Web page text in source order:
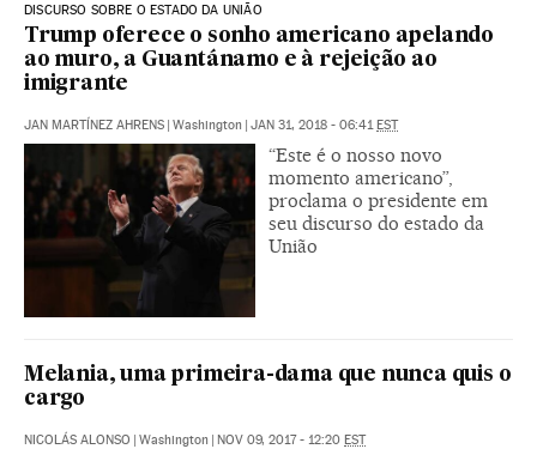
DISCURSO SOBRE O ESTADO DA UNIÃO
Trump oferece o sonho americano apelando
ao muro, a Guantánamo e à rejeição ao
imigrante
JAN MARTÍNEZ AHRENS | Washington | JAN 31, 2018 - 06:41EST
“Este é o nosso novo
momento americano”,
proclama o presidente em
seu discurso do estado da
União
Melania, uma primeira-dama que nunca quis o
cargo
NICOLÁS ALONSO | Washington | NOV 09, 2017 - 12:20 EST